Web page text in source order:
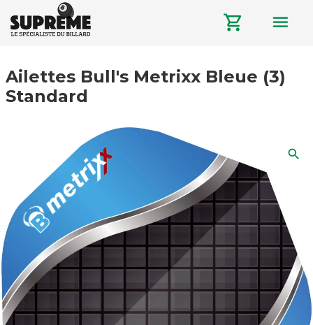
shopping_cart menu
Ailettes Bull's Metrixx Bleue (3)
Standard
search